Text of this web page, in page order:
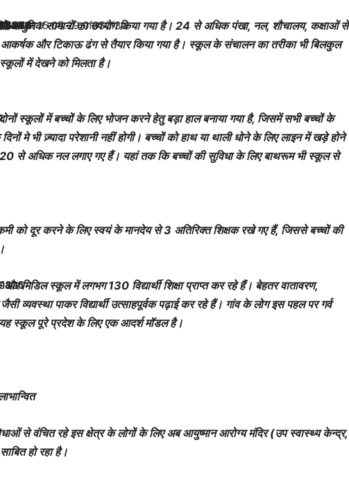
आधुनिक सामानों का उपयोग किया गया है। 24 से अधिक पंखा, नल, शौचालय, कक्षाओं से
आकर्षक और टिकाऊ ढंग से तैयार किया गया है। स्कूल के संचालन का तरीका भी बिलकुल
में देखने को मिलता है।
स्कूलों में बच्चों के लिए भोजन करने हेतु बड़ा हाल बनाया गया है, जिसमें सभी बच्चों के
मे भी ज़्यादा परेशानी नहीं होगी। बच्चों को हाथ या थाली धोने के लिए लाइन में खड़े होने
से अधिक नल लगाए गए हैं। यहां तक कि बच्चों की सुविधा के लिए बाथरूम भी स्कूल से
को दूर करने के लिए स्वयं के मानदेय से 3 अतिरिक्त शिक्षक रखे गए हैं, जिससे बच्चों की
और मिडिल स्कूल में लगभग 130 विद्यार्थी शिक्षा प्राप्त कर रहे हैं। बेहतर वातावरण,
व्यवस्था पाकर विद्यार्थी उत्साहपूर्वक पढ़ाई कर रहे हैं। गांव के लोग इस पहल पर गर्व
स्कूल पूरे प्रदेश के लिए एक आदर्श मॉडल है।
से वंचित रहे इस क्षेत्र के लोगों के लिए अब आयुष्मान आरोग्य मंदिर (उप स्वास्थ्य केन्द्र,
हो रहा है।